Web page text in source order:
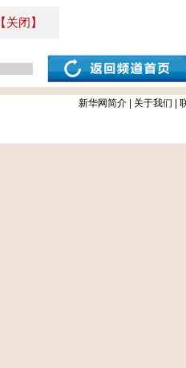
【关闭】
新华网简介 关于我们